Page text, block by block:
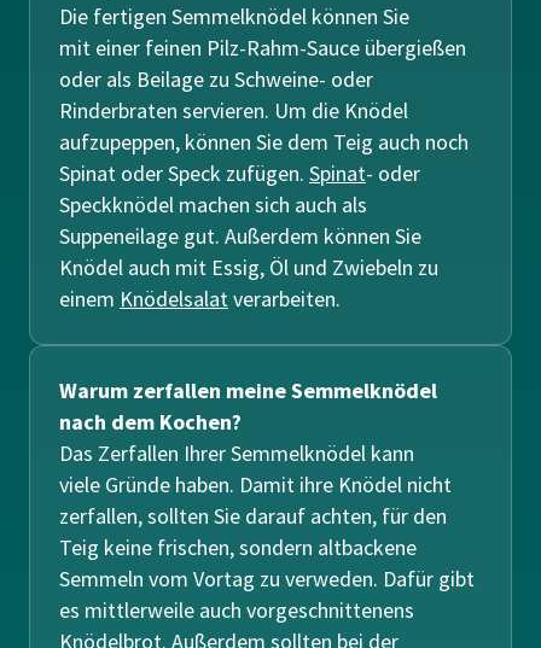
Die fertigen Semmelknödel können Sie
mit einer feinen Pilz-Rahm-Sauce übergießen
oder als Beilage zu Schweine- oder
Rinderbraten servieren. Um die Knödel
aufzupeppen, können Sie dem Teig auch noch
Spinat oder Speck zufügen. Spinat- oder
Speckknödel machen sich auch als
Suppeneilage gut. Außerdem können Sie
Knödel auch mit Essig, Öl und Zwiebeln zu
einem Knödelsalatverarbeiten.
Warum zerfallen meine Semmelknödel
nach dem Kochen?
Das Zerfallen Ihrer Semmelknödel kann
viele Gründe haben. Damit ihre Knödel nicht
zerfallen, sollten Sie darauf achten, für den
Teig keine frischen, sondern altbackene
Semmeln vom Vortag zu verweden. Dafür gibt
es mittlerweile auch vorgeschnittenens
Knödelbrot. Außerdem sollten bei der